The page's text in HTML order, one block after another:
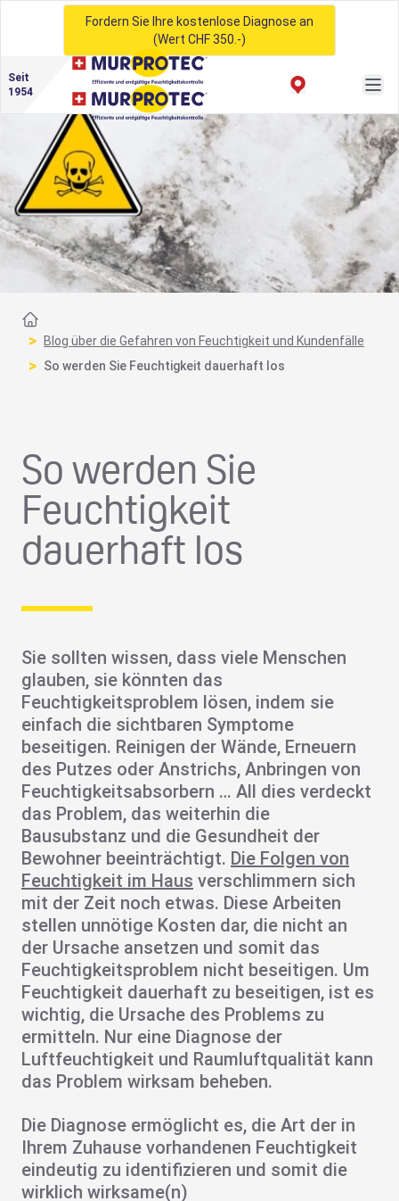
Fordern Sie Ihre kostenlose Diagnose an
(Wert CHF 350.-)
Seit
1954
Startseite
> Blog über die Gefahren von Feuchtigkeit und Kundenfälle
> So werden Sie Feuchtigkeit dauerhaft los
So werden Sie
Feuchtigkeit
dauerhaft los
Sie sollten wissen, dass viele Menschen
glauben, sie könnten das
Feuchtigkeitsproblem lösen, indem sie
einfach die sichtbaren Symptome
beseitigen. Reinigen der Wände, Erneuern
des Putzes oder Anstrichs, Anbringen von
Feuchtigkeitsabsorbern … All dies verdeckt
das Problem, das weiterhin die
Bausubstanz und die Gesundheit der
Bewohner beeinträchtigt. Die Folgen von
Feuchtigkeit im Haus verschlimmern sich
mit der Zeit noch etwas. Diese Arbeiten
stellen unnötige Kosten dar, die nicht an
der Ursache ansetzen und somit das
Feuchtigkeitsproblem nicht beseitigen. Um
Feuchtigkeit dauerhaft zu beseitigen, ist es
wichtig, die Ursache des Problems zu
ermitteln. Nur eine Diagnose der
Luftfeuchtigkeit und Raumluftqualität kann
das Problem wirksam beheben.
Die Diagnose ermöglicht es, die Art der in
Ihrem Zuhause vorhandenen Feuchtigkeit
eindeutig zu identifizieren und somit die
wirklich wirksame(n)